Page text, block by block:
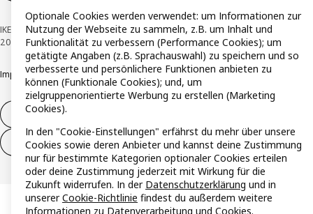
IKEA Österreich - Südring, 2334 Vösendorf © Inter IKEA Systems B.V. 1999-
2026
ImpressumDatenschutzerklärungCookie RichtlinieResponsible Disclosure
Widerruf / Rückgabe
Widerrufsrecht ausüben (Services)
Optionale Cookies werden verwendet: um Informationen zur
Nutzung der Webseite zu sammeln, z.B. um Inhalt und
Funktionalität zu verbessern (Performance Cookies); um
getätigte Angaben (z.B. Sprachauswahl) zu speichern und so
verbesserte und persönlichere Funktionen anbieten zu
können (Funktionale Cookies); und, um
zielgruppenorientierte Werbung zu erstellen (Marketing
Cookies).
In den "Cookie-Einstellungen" erfährst du mehr über unsere
Cookies sowie deren Anbieter und kannst deine Zustimmung
nur für bestimmte Kategorien optionaler Cookies erteilen
oder deine Zustimmung jederzeit mit Wirkung für die
Zukunft widerrufen. In der Datenschutzerklärung und in
unsererCookie-Richtlinie findest du außerdem weitere
Informationen zu Datenverarbeitung und Cookies.